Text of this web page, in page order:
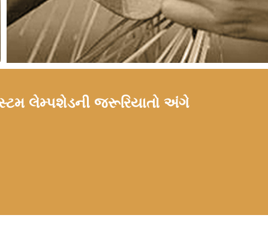
લેમ્પશેડની જરૂરિયાતો અંગે